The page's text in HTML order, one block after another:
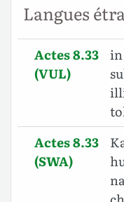
Langues
Actes 8.33
(VUL)
Actes 8.33
(SWA)